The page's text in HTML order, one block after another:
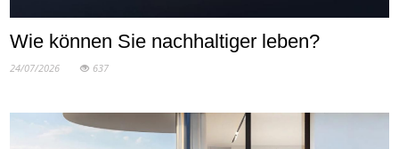
Wie können Sie nachhaltiger leben?
24/07/2026 637